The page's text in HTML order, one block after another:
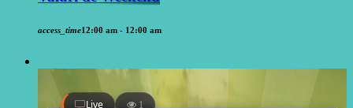
access_time12:00 am - 12:00 am